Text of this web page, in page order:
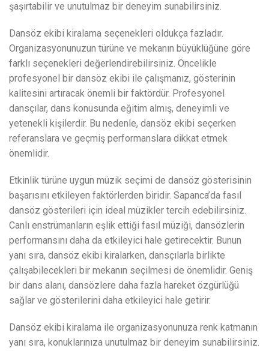
şaşırtabilir ve unutulmaz bir deneyim sunabilirsiniz.
Dansöz ekibi kiralama seçenekleri oldukça fazladır.
Organizasyonunuzun türüne ve mekanın büyüklüğüne göre
farklı seçenekleri değerlendirebilirsiniz. Öncelikle
profesyonel bir dansöz ekibi ile çalışmanız, gösterinin
kalitesini artıracak önemli bir faktördür. Profesyonel
dansçılar, dans konusunda eğitim almış, deneyimli ve
yetenekli kişilerdir. Bu nedenle, dansöz ekibi seçerken
referanslara ve geçmiş performanslara dikkat etmek
önemlidir.
Etkinlik türüne uygun müzik seçimi de dansöz gösterisinin
başarısını etkileyen faktörlerden biridir. Sapanca’da fasıl
dansöz gösterileri için ideal müzikler tercih edebilirsiniz.
Canlı enstrümanların eşlik ettiği fasıl müziği, dansözlerin
performansını daha da etkileyici hale getirecektir. Bunun
yanı sıra, dansöz ekibi kiralarken, dansçılarla birlikte
çalışabilecekleri bir mekanın seçilmesi de önemlidir. Geniş
bir dans alanı, dansözlere daha fazla hareket özgürlüğü
sağlar ve gösterilerini daha etkileyici hale getirir.
Dansöz ekibi kiralama ile organizasyonunuza renk katmanın
yanı sıra, konuklarınıza unutulmaz bir deneyim sunabilirsiniz.